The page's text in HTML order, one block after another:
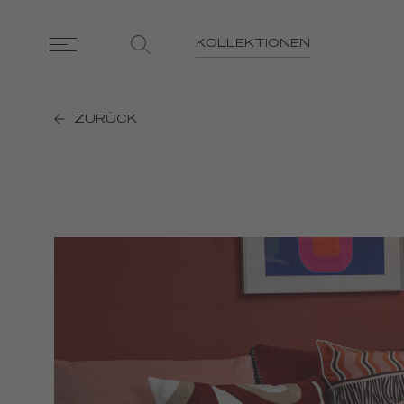
KOLLEKTIONEN
ZURÜCK